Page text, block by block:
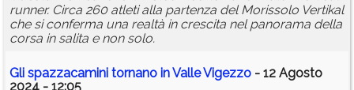
runner. Circa 260 atleti alla partenza del Morissolo Vertikal
che si conferma una realtà in crescita nel panorama della
corsa in salita e non solo.
Gli spazzacamini tornano in Valle Vigezzo - 12 Agosto
2024 - 12:05